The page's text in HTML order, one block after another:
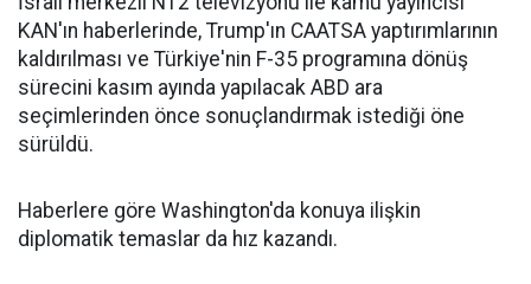
KAN'ın haberlerinde, Trump'ın CAATSA yaptırımlarının
kaldırılması ve Türkiye'nin F-35 programına dönüş
sürecini kasım ayında yapılacak ABD ara
seçimlerinden önce sonuçlandırmak istediği öne
sürüldü.
Haberlere göre Washington'da konuya ilişkin
diplomatik temaslar da hız kazandı.